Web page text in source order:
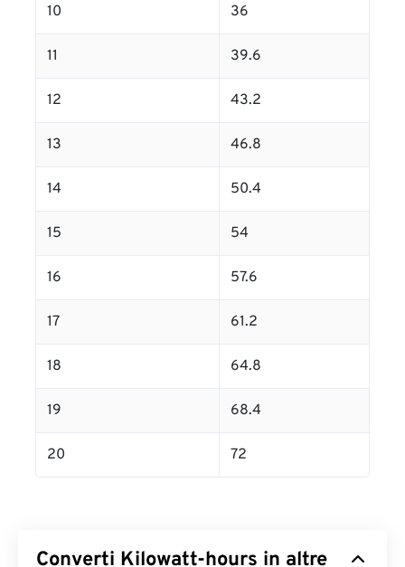
10 36
11 39.6
12 43.2
13 46.8
14 50.4
15 54
16 57.6
17 61.2
18 64.8
19 68.4
20 72
Converti Kilowatt-hours in altre